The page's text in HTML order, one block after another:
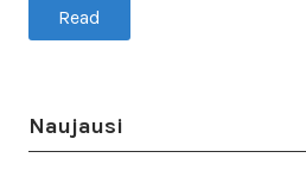
Read
Naujausi